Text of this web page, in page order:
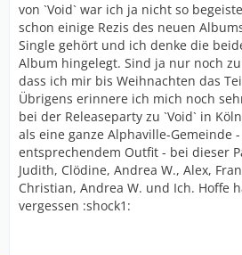
von `Void` war ich ja nicht so
schon einige Rezis des neuen
Single gehört und ich denke die
Album hingelegt. Sind ja nur noch
dass ich mir bis Weihnachten das
Übrigens erinnere ich mich noch
bei der Releaseparty zu `Void` in
als eine ganze Alphaville-Gemeinde
entsprechendem Outfit - bei dieser
Judith, Clödine, Andrea W., Alex,
Christian, Andrea W. und Ich. Hoffe
vergessen :shock1: